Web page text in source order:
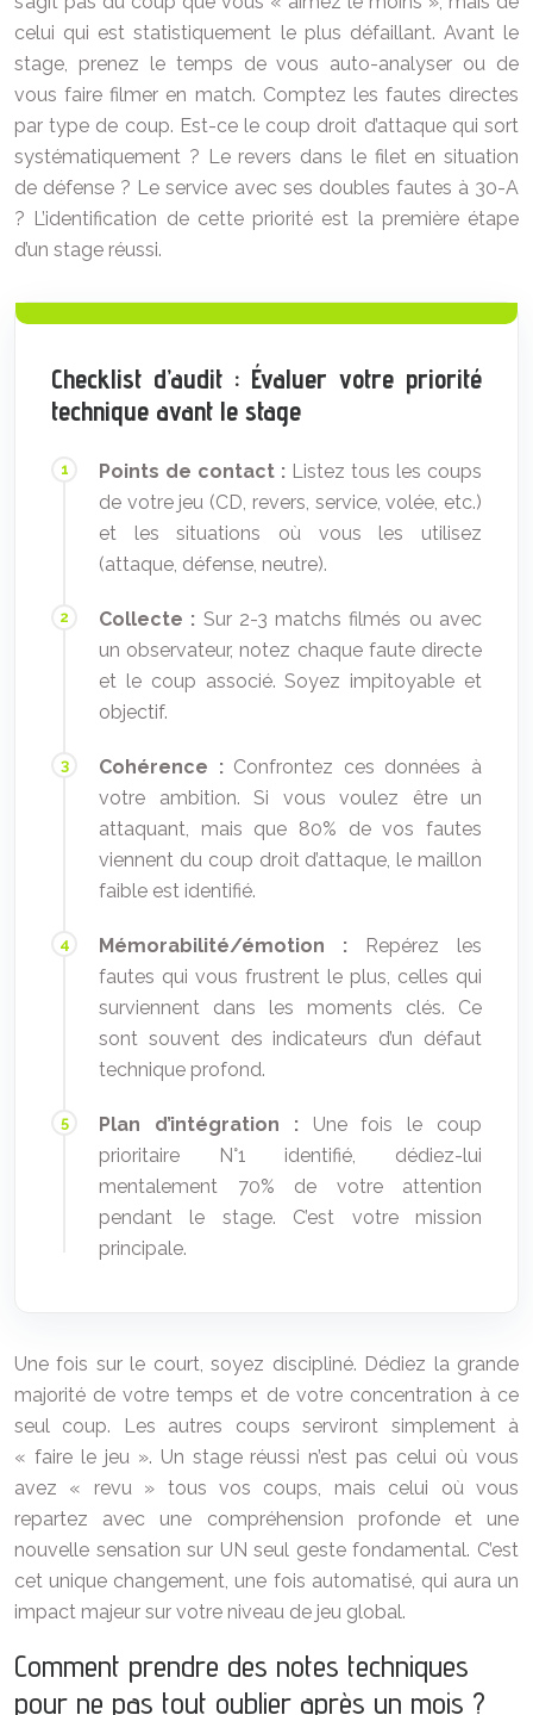
celui qui est statistiquement le plus défaillant. Avant le
stage, prenez le temps de vous auto-analyser ou de
vous faire filmer en match. Comptez les fautes directes
par type de coup. Est-ce le coup droit d’attaque qui sort
systématiquement ? Le revers dans le filet en situation
de défense ? Le service avec ses doubles fautes à 30-A
? L’identification de cette priorité est la première étape
d’un stage réussi.
Checklist d’audit : Évaluer votre priorité
technique avant le stage
Points de contact : Listez tous les coups
de votre jeu (CD, revers, service, volée, etc.)
et les situations où vous les utilisez
(attaque, défense, neutre).
Collecte : Sur 2-3 matchs filmés ou avec
un observateur, notez chaque faute directe
et le coup associé. Soyez impitoyable et
objectif.
Cohérence :Confrontez ces données à
votre ambition. Si vous voulez être un
attaquant, mais que 80% de vos fautes
viennent du coup droit d’attaque, le maillon
faible est identifié.
Mémorabilité/émotion : Repérez les
fautes qui vous frustrent le plus, celles qui
surviennent dans les moments clés. Ce
sont souvent des indicateurs d’un défaut
technique profond.
Plan d’intégration :Une fois le coup
prioritaire N°1 identifié, dédiez-lui
mentalement 70% de votre attention
pendant le stage. C’est votre mission
principale.
Une fois sur le court, soyez discipliné. Dédiez la grande
majorité de votre temps et de votre concentration à ce
seul coup. Les autres coups serviront simplement à
« faire le jeu ». Un stage réussi n’est pas celui où vous
avez « revu » tous vos coups, mais celui où vous
repartez avec une compréhension profonde et une
nouvelle sensation sur UN seul geste fondamental. C’est
cet unique changement, une fois automatisé, qui aura un
impact majeur sur votre niveau de jeu global.
Comment prendre des notes techniques
pour ne pas tout oublier après un mois ?